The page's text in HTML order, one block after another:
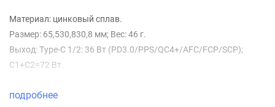
Материал: цинковый сплав.
Размер: 65,530,830,8 мм; Вес: 46 г.
Выход: Type-C 1/2: 36 Вт (PD3.0/PPS/QC4+/AFC/FCP/SCP);
C1+C2=72 Вт.
подробнее